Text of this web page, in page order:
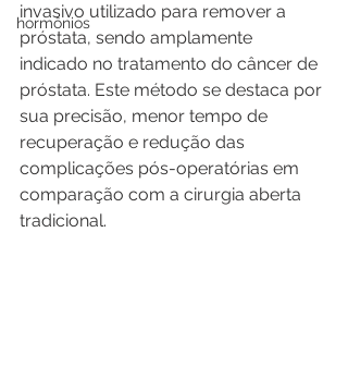
hormônios
invasivo utilizado para remover a
próstata, sendo amplamente
indicado no tratamento do câncer de
próstata. Este método se destaca por
sua precisão, menor tempo de
recuperação e redução das
complicações pós-operatórias em
comparação com a cirurgia aberta
tradicional.